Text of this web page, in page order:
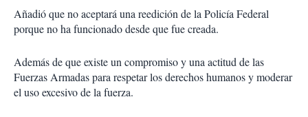
Añadió que no aceptará una reedición de la Policía Federal
porque no ha funcionado desde que fue creada.
Además de que existe un compromiso y una actitud de las
Fuerzas Armadas para respetar los derechos humanos y moderar
el uso excesivo de la fuerza.